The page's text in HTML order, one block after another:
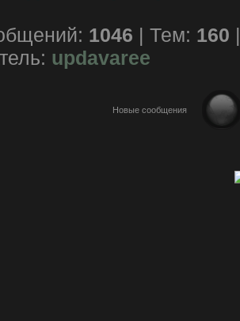
1046 | Тем: 160
updavaree
Новые сообщения